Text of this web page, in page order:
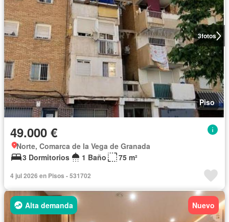
3fotos
Piso
49.000 €
Norte, Comarca de la Vega de Granada
3 Dormitorios
1 Baño 75 m²
4 jul 2026 en Pisos - 531702
Alta demanda Nuevo